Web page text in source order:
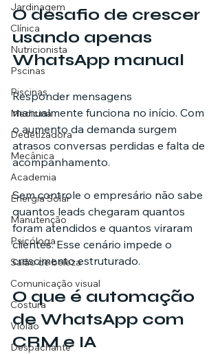
Jardinagem
Clínica
Nutricionista
Pscinas
Piscinas
Medicina
Dedetizadora
Mecânica
Academia
Energia Solar
Manutenção
Psicóloga
Salão de beleza
Comunicação visual
Costura
Violão
Despachante
O desafio de crescer
usando apenas
WhatsApp manual
Responder mensagens
manualmente funciona no início. Com
o aumento da demanda surgem
atrasos conversas perdidas e falta de
acompanhamento.
Sem controle o empresário não sabe
quantos leads chegaram quantos
foram atendidos e quantos viraram
clientes. Esse cenário impede o
crescimento estruturado.
O que é automação
de WhatsApp com
CRM e IA